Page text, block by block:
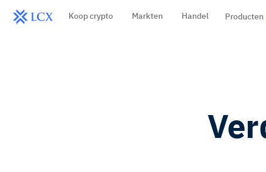
Koop crypto Markten Handel Producten